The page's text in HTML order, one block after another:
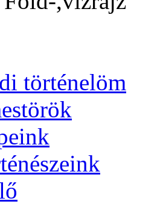
történelöm